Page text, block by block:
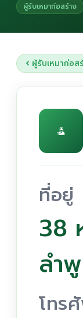
ผู้รับเหมาก่อสร้าง
ผู้รับเหมาก่อส
ที่อยู่
38
ลำ
โทร